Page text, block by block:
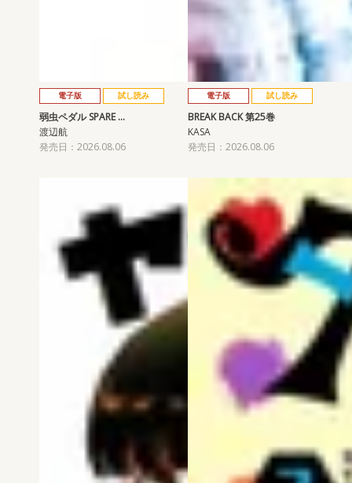
電子版 試し読み
弱虫ペダル SPARE …
渡辺航
発売日：2026.08.06
電子版 試し読み
BREAK BACK 第25巻
KASA
発売日：2026.08.06